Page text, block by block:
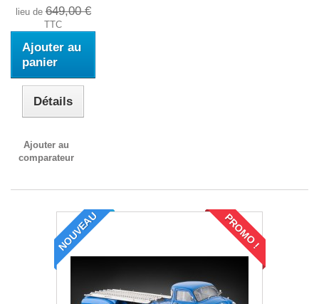
lieu de649,00 €
TTC
Ajouter au
panier
Détails
Ajouter au
comparateur
NOUVEAU PROMO !